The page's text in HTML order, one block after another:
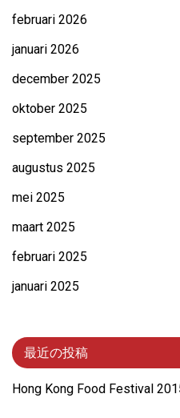
februari 2026
januari 2026
december 2025
oktober 2025
september 2025
augustus 2025
mei 2025
maart 2025
februari 2025
januari 2025
最近の投稿
Hong Kong Food Festival